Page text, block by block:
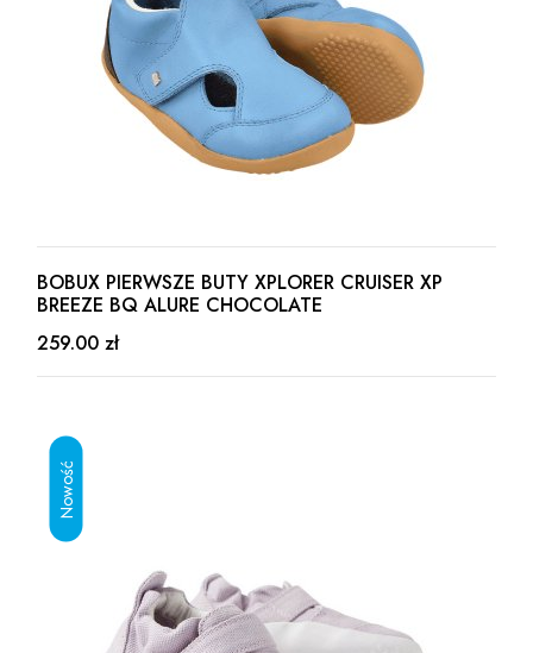
BOBUX PIERWSZE BUTY XPLORER CRUISER XP
BREEZE BQ ALURE CHOCOLATE
259.00 zł